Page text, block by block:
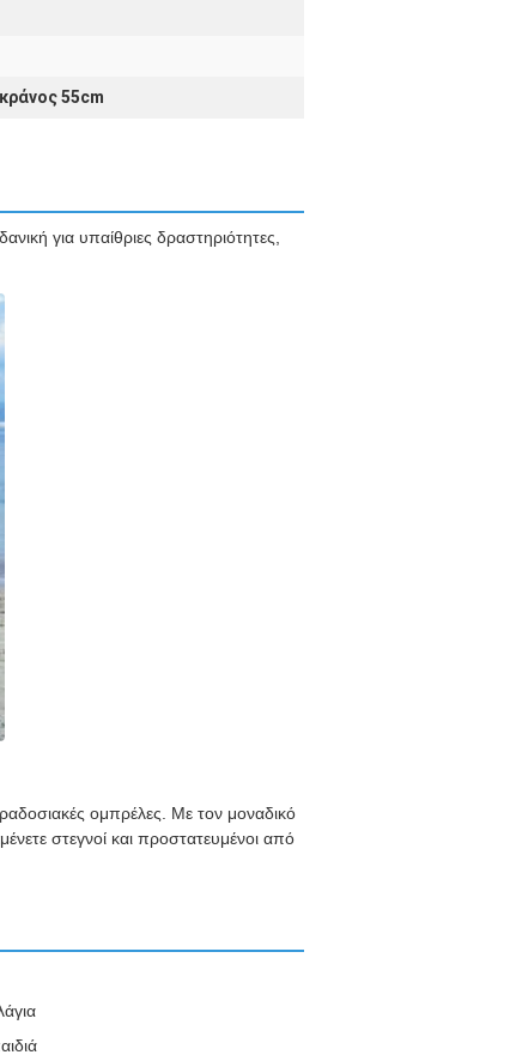
55cm
για υπαίθριες δραστηριότητες,
ομπρέλες. Με τον μοναδικό
στεγνοί και προστατευμένοι από